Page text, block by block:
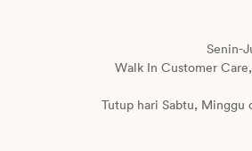
Senin-
Walk In Customer
Tutup hari Sabtu,